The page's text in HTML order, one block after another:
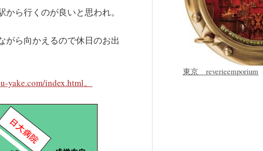
ら行くのが良いと思われ。
がら向かえるので休日のお出
index.html。
東京 reverieemporium